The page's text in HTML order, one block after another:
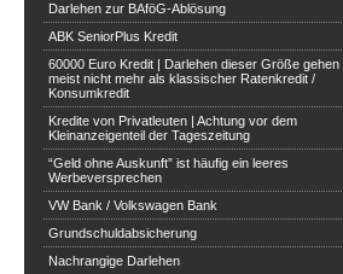
Darlehen zur BAföG-Ablösung
ABK SeniorPlus Kredit
60000 Euro Kredit | Darlehen dieser Größe gehen
meist nicht mehr als klassischer Ratenkredit /
Konsumkredit
Kredite von Privatleuten | Achtung vor dem
Kleinanzeigenteil der Tageszeitung
“Geld ohne Auskunft” ist häufig ein leeres
Werbeversprechen
VW Bank / Volkswagen Bank
Grundschuldabsicherung
Nachrangige Darlehen